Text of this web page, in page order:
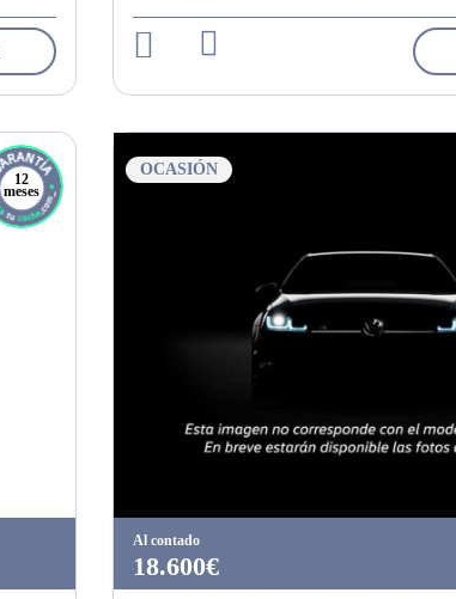
12
meses
OCASIÓN
Al contado
18.600€